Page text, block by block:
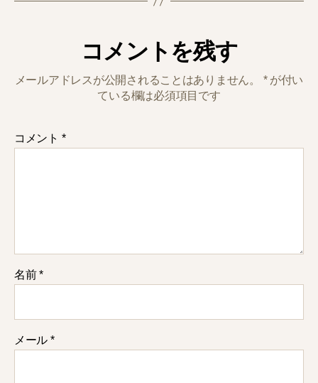
コメントを残す
メールアドレスが公開されることはありません。 *が付い
ている欄は必須項目です
コメント *
名前*
メール *